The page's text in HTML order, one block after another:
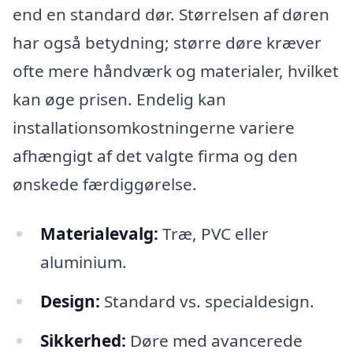
end en standard dør. Størrelsen af døren
har også betydning; større døre kræver
ofte mere håndværk og materialer, hvilket
kan øge prisen. Endelig kan
installationsomkostningerne variere
afhængigt af det valgte firma og den
ønskede færdiggørelse.
Materialevalg: Træ, PVC eller
aluminium.
Design: Standard vs. specialdesign.
Sikkerhed: Døre med avancerede